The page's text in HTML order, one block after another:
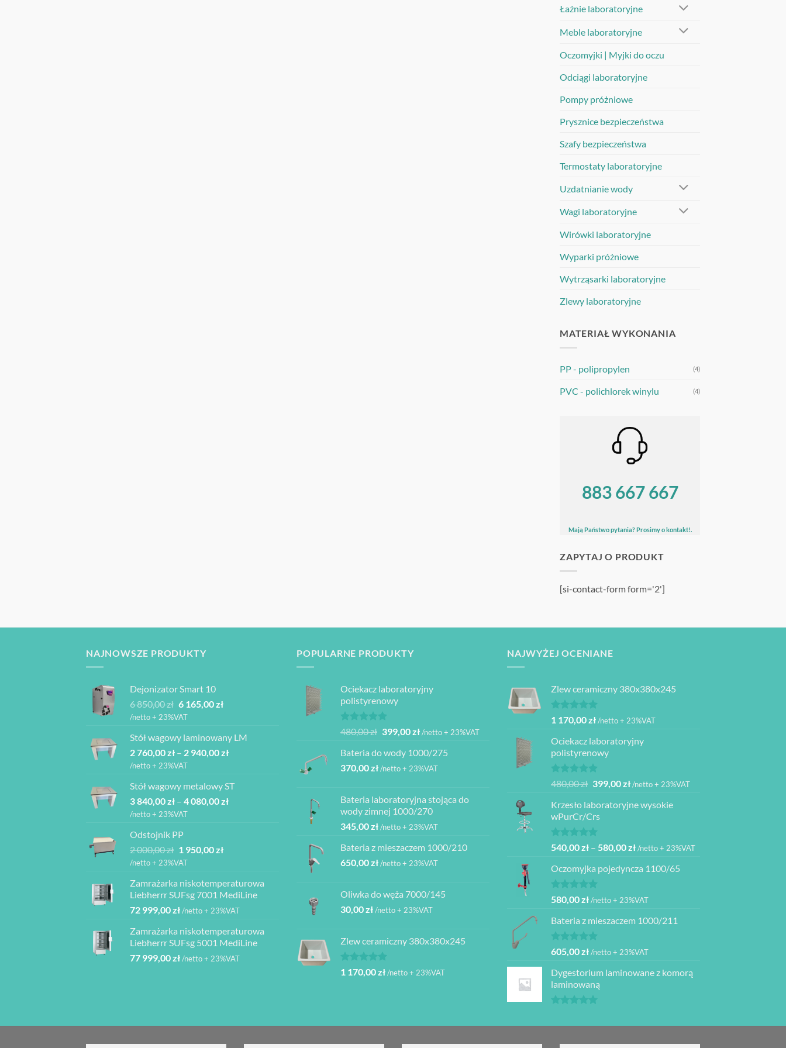
Łaźnie laboratoryjne
Meble laboratoryjne
Oczomyjki | Myjki do oczu
Odciągi laboratoryjne
Pompy próżniowe
Prysznice bezpieczeństwa
Szafy bezpieczeństwa
Termostaty laboratoryjne
Uzdatnianie wody
Wagi laboratoryjne
Wirówki laboratoryjne
Wyparki próżniowe
Wytrząsarki laboratoryjne
Zlewy laboratoryjne
MATERIAŁ WYKONANIA
PP - polipropylen (4)
PVC - polichlorek winylu (4)
883 667 667
Mają Państwo pytania? Prosimy o kontakt!.
ZAPYTAJ O PRODUKT
[si-contact-form form='2']
NAJNOWSZE PRODUKTY
Dejonizator Smart 10
6 850,00zł Pierwotna
cena
6
850,00 zł.
6 165,00złAktualna
6
165,00 zł.
/netto + 23%VAT
Stół wagowy laminowany LM
2 760,00zł – 2 940,00złZakres
2
760,00 zł
/netto + 23%VAT
Stół wagowy metalowy ST
3 840,00zł – 4 080,00złZakres
080,00 zł
/netto + 23%VAT
Odstojnik PP
2 000,00zł Pierwotna
cena
2
000,00 zł.
1 950,00złAktualna
1
950,00 zł.
/netto + 23%VAT
Zamrażarka niskotemperaturowa
Liebherrr SUFsg 7001 MediLine
72 999,00zł/netto + 23%VAT
Zamrażarka niskotemperaturowa
Liebherrr SUFsg 5001 MediLine
77 999,00zł/netto + 23%VAT
POPULARNE PRODUKTY
Ociekacz laboratoryjny
polistyrenowy
Oceniono
na 5
480,00zł Pierwotna
wynosiła:
480,00 zł.
399,00złAktualna
wynosi:
399,00 zł.
/netto + 23%VAT
Bateria do wody 1000/275
370,00zł/netto + 23%VAT
Bateria laboratoryjna stojąca do
wody zimnej 1000/270
345,00zł/netto + 23%VAT
Bateria z mieszaczem 1000/210
650,00zł/netto + 23%VAT
Oliwka do węża 7000/145
30,00zł/netto + 23%VAT
Zlew ceramiczny 380x380x245
Oceniono
na 5
1 170,00zł/netto + 23%VAT
NAJWYŻEJ OCENIANE
Zlew ceramiczny 380x380x245
Oceniono
na 5
1 170,00zł/netto + 23%VAT
Ociekacz laboratoryjny
polistyrenowy
Oceniono
na 5
480,00zł Pierwotna
wynosiła:
480,00 zł.
399,00złAktualna
wynosi:
/netto + 23%VAT
Krzesło laboratoryjne wysokie
wPurCr/Crs
Oceniono
na 5
540,00zł – 580,00złZakres
od
do
/netto + 23%VAT
Oczomyjka pojedyncza 1100/65
Oceniono
na 5
580,00zł/netto + 23%VAT
Bateria z mieszaczem 1000/211
Oceniono
na 5
605,00zł/netto + 23%VAT
Dygestorium laminowane z komorą
laminowaną